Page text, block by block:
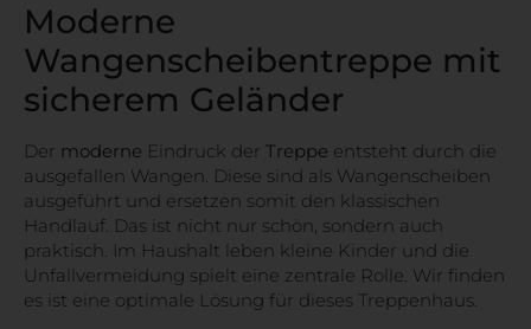
Moderne
Wangenscheibentreppe mit
sicherem Geländer
Der moderne Eindruck der Treppe entsteht durch die
ausgefallen Wangen. Diese sind als Wangenscheiben
ausgeführt und ersetzen somit den klassischen
Handlauf. Das ist nicht nur schön, sondern auch
praktisch. Im Haushalt leben kleine Kinder und die
Unfallvermeidung spielt eine zentrale Rolle. Wir finden
es ist eine optimale Lösung für dieses Treppenhaus.